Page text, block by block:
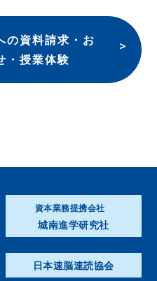
の資料請求・お
・授業体験
資本業務提携会社
城南進学研究社
日本速脳速読協会